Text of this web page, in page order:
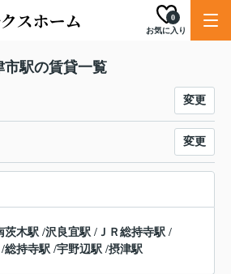
お気に入り
0
市駅の賃貸一覧
変更
変更
茨木駅 /沢良宜駅 / ＪＲ総持寺駅 /
/総持寺駅 /宇野辺駅 /摂津駅